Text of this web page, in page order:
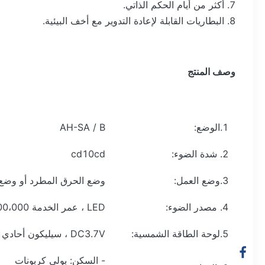
7. أكثر من أيام الحكم الذاتي.
8. البطاريات القابلة لإعادة التدوير مع أخف البيئية.
وصف المنتج
1.الوضع: AH-SA / B
2. شدة الضوء: cd10cd
3.وضع العمل: وضع الحرق المطرد أو
4. مصدر الضوء: LED ، عمر الخدمة 100،000 ساعة
5.لوحة الطاقة الشمسية: DC3.7V ، سيليكون أحادي البلورية
- السكن: بولي كربونات